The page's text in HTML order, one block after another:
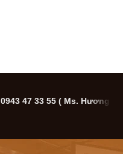
0943 47 33 55 ( Ms. Hương